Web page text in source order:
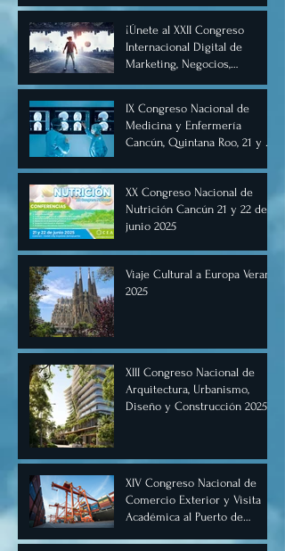
¡Únete al XXII Congreso
Internacional Digital de
Marketing, Negocios,
forma virtual!
IX Congreso Nacional de
Medicina y Enfermería
Cancún, Quintana Roo, 21 y 22
XX Congreso Nacional de
Nutrición Cancún 21 y 22 de
junio 2025
Viaje Cultural a Europa Verano
2025
XIII Congreso Nacional de
Arquitectura, Urbanismo,
Diseño y Construcción 2025,
XIV Congreso Nacional de
Comercio Exterior y Visita
Académica al Puerto de